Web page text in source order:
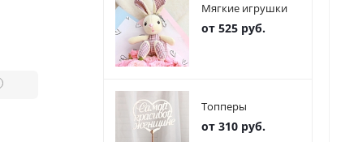
Мягкие игрушки
от 525 руб.
Топперы
от 310 руб.